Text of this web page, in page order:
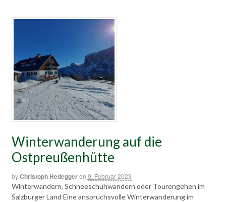
Winterwanderung auf die
Ostpreußenhütte
byChristoph Hedeggeron 9. Februar 2023
Winterwandern, Schneeschuhwandern oder Tourengehen im
Salzburger Land Eine anspruchsvolle Winterwanderung im